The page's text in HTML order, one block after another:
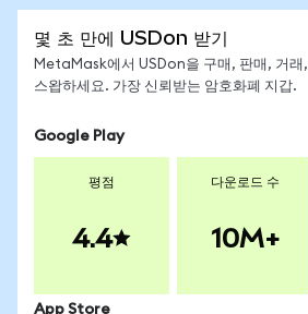
몇 초 만에 USDon 받기
MetaMask에서 USDon을 구매, 판매, 거래,
스왑하세요. 가장 신뢰받는 암호화폐 지갑.
Google Play
평점
4.4
다운로드 수
10M+
App Store